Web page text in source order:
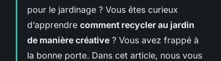
pour le jardinage ? Vous êtes curieux
d’apprendre comment recycler au jardin
de manière créative ? Vous avez frappé à
la bonne porte. Dans cet article, nous vous